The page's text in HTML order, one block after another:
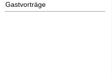
Gastvorträge